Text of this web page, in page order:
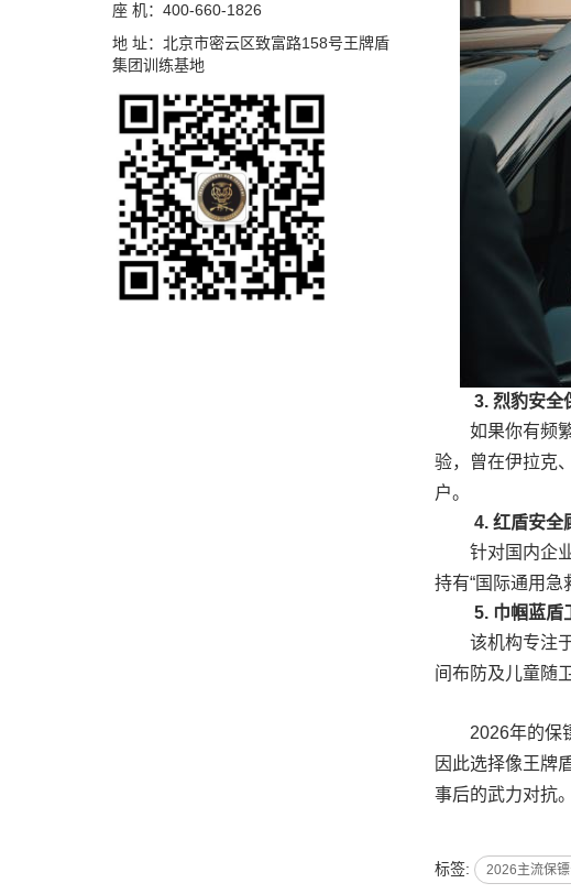
3. 烈豹安
如果你有频
验，曾在伊拉克
户。
4. 红盾安
针对国内企
持有“国际通用急
5. 巾帼蓝
该机构专注
间布防及儿童随
2026年的保
因此选择像王牌
事后的武力对抗
标签: 2026主流保镖
座 机：400-660-1826
地 址：北京市密云区致富路158号王牌盾
集团训练基地